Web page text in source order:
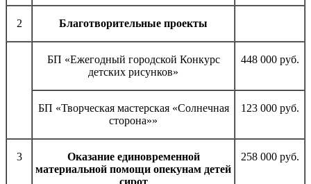
2 Благотворительные проекты
БП «Ежегодный городской Конкурс
детских рисунков»
448 000 руб.
БП «Творческая мастерская «Солнечная
сторона»»
123 000 руб.
3
Оказание единовременной
материальной помощи опекунам детей
сирот
258 000 руб.